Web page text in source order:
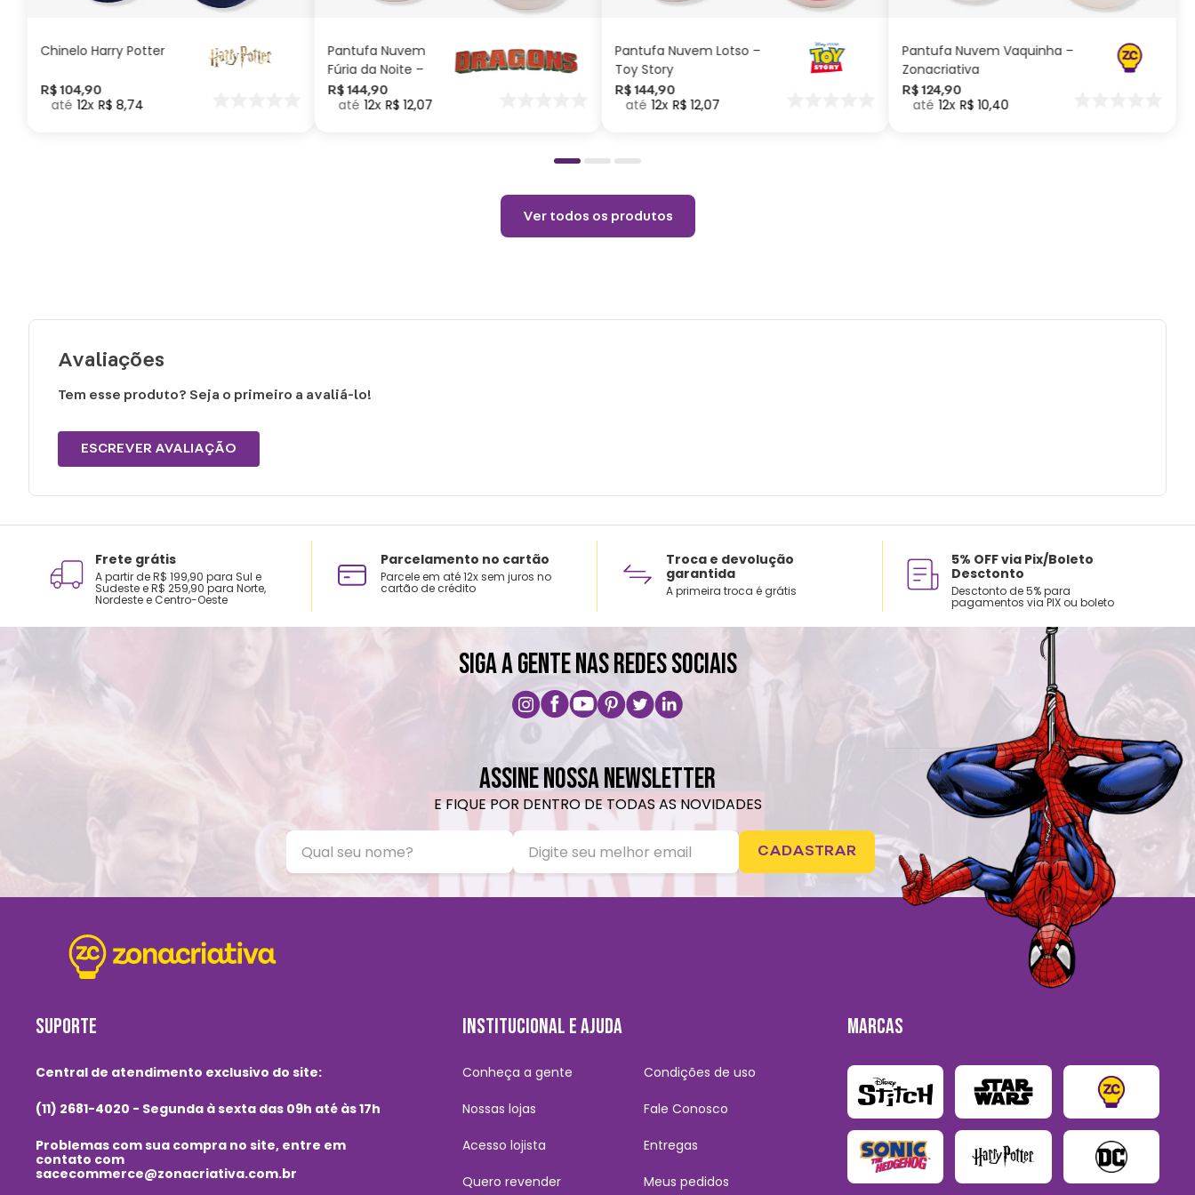
cerca de 9 cm de altura, sendo maior que uma
Altura aproximada: 9cm | Material: Plástico ABS e
Chinelo Harry Potter
R$ 104,90
12 R$ 8,74
Pantufa Nuvem
Fúria da Noite –
Como Treinar
seu Dragão
R$ 144,90
12 R$ 12,07
Pantufa Nuvem Lotso –
Toy Story
R$ 144,90
12 R$ 12,07
Pantufa Nuvem Vaquinha –
Zonacriativa
R$ 124,90
12 R$ 10,40
Ver todos os produtos
Avaliações
Tem esse produto? Seja o primeiro a avaliá-lo!
ESCREVER AVALIAÇÃO
Frete grátis
A partir de R$ 199,90 para Sul e
Sudeste e R$ 259,90 para Norte,
Nordeste e Centro-Oeste
Parcelamento no cartão
Parcele em até 12x sem juros no
cartão de crédito
Troca e devolução
garantida
A primeira troca é grátis
5% OFF via Pix/Boleto
Desctonto
Desctonto de 5% para
pagamentos via PIX ou boleto
SIGA A GENTE NAS REDES SOCIAIS
ASSINE NOSSA NEWSLETTER
E FIQUE POR DENTRO DE TODAS AS NOVIDADES
CADASTRAR
SUPORTE
Central de atendimento exclusivo do site:
(11) 2681-4020 - Segunda à sexta das 09h até às 17h
Problemas com sua compra no site, entre em
contato com
sacecommerce@zonacriativa.com.br
INSTITUCIONAL E AJUDA
Conheça a gente
Nossas lojas
Acesso lojista
Quero revender
Condições de uso
Fale Conosco
Entregas
Meus pedidos
MARCAS